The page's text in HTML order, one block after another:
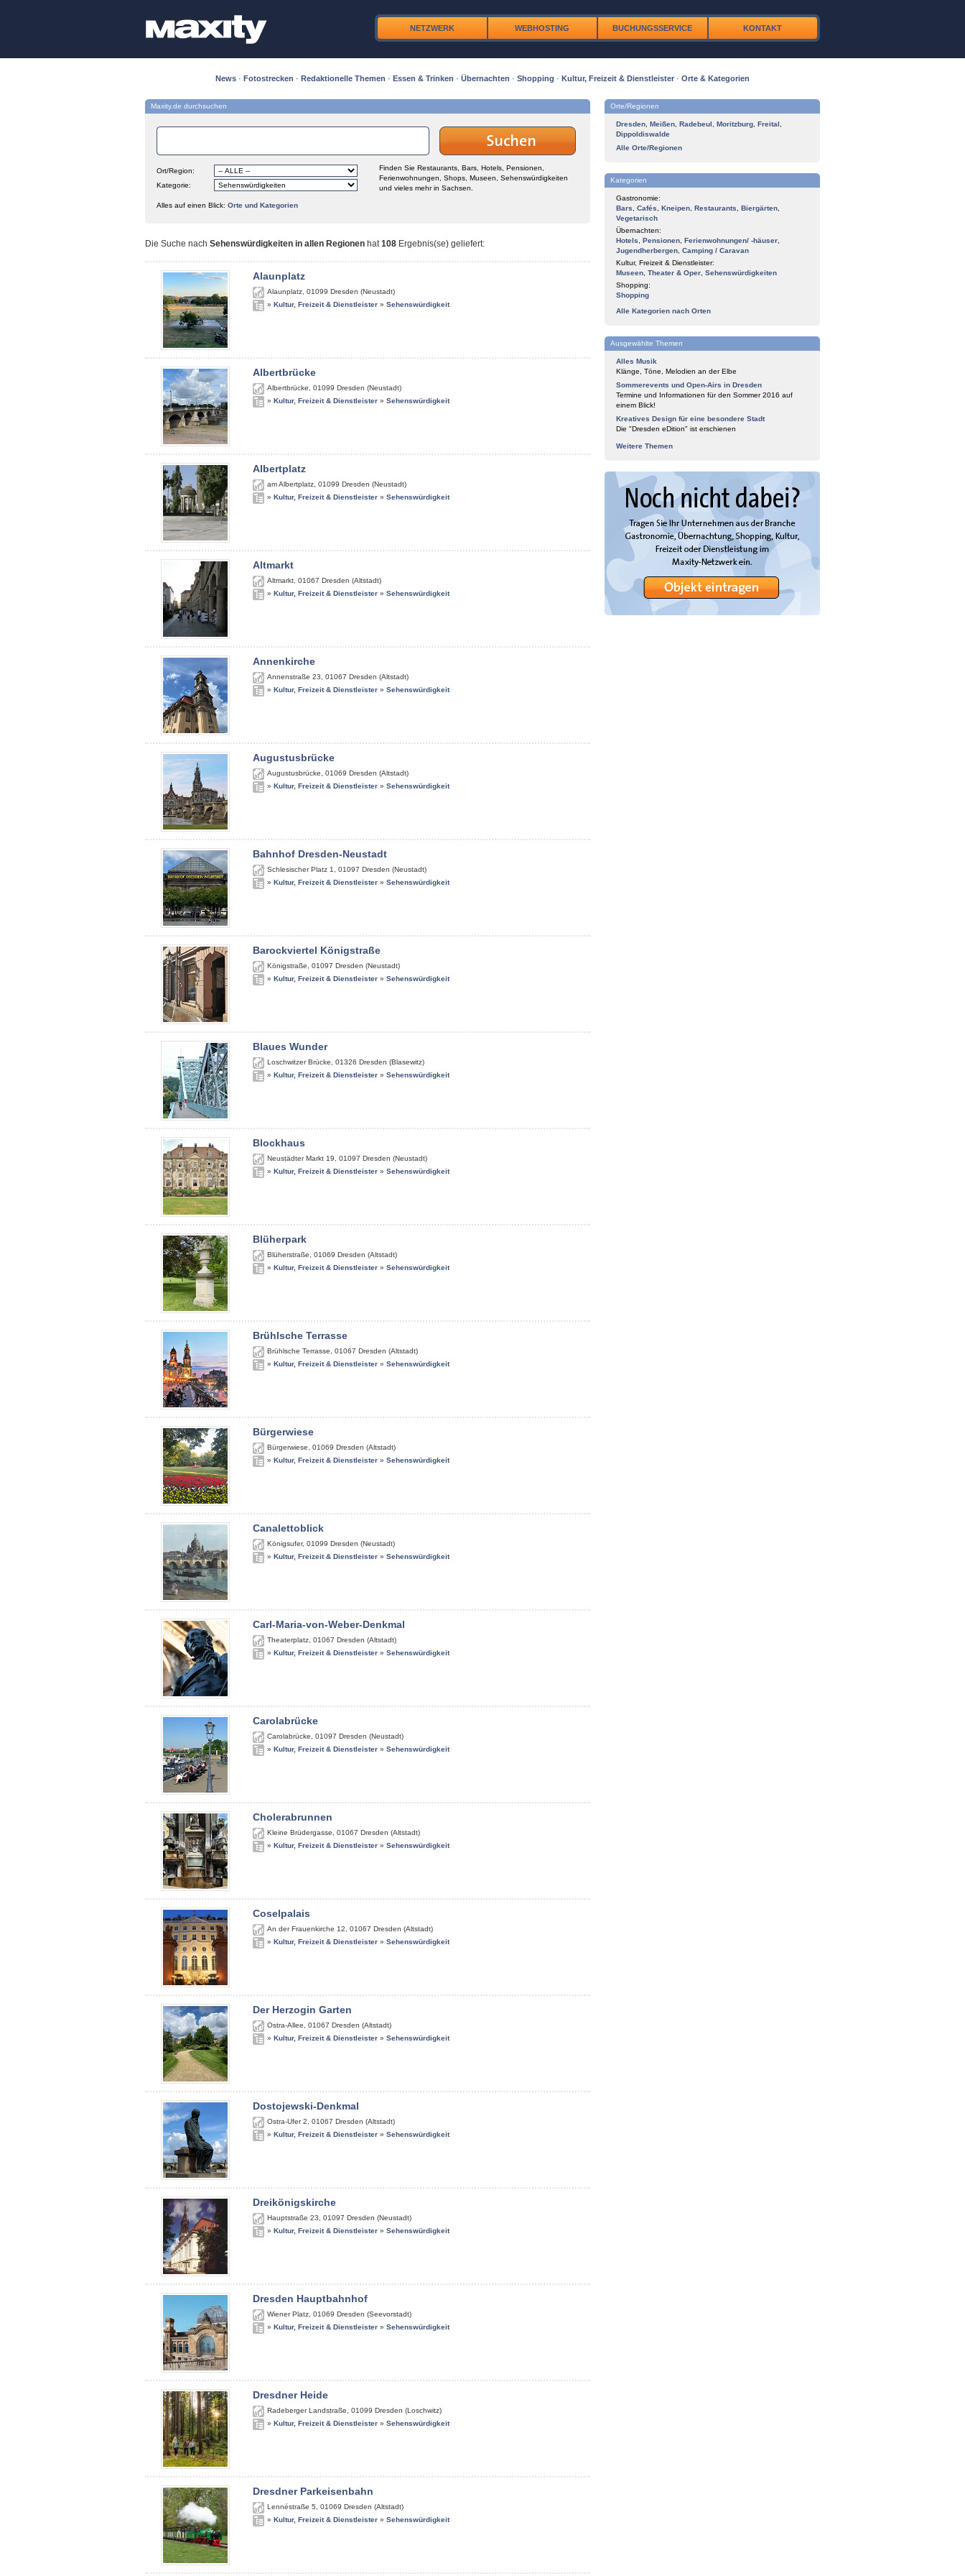
NETZWERK WEBHOSTING BUCHUNGSSERVICE KONTAKT
News · Fotostrecken · Redaktionelle Themen · Essen & Trinken · Übernachten · Shopping · Kultur, Freizeit & Dienstleister · Orte & Kategorien
Maxity.de durchsuchen
Ort/Region:
Kategorie:
Finden Sie Restaurants, Bars, Hotels, Pensionen,
Ferienwohnungen, Shops, Museen, Sehenswürdigkeiten
und vieles mehr in Sachsen.
Alles auf einen Blick: Orte und Kategorien
Die Suche nach Sehenswürdigkeiten in allen Regionen hat108 Ergebnis(se) geliefert:
Alaunplatz
Alaunplatz 01099 Dresden (Neustadt)
» Kultur, Freizeit & Dienstleister » Sehenswürdigkeit
Albertbrücke
Albertbrücke 01099 Dresden (Neustadt)
» Kultur, Freizeit & Dienstleister » Sehenswürdigkeit
Albertplatz
am Albertplatz 01099 Dresden (Neustadt)
» Kultur, Freizeit & Dienstleister » Sehenswürdigkeit
Altmarkt
Altmarkt 01067 Dresden (Altstadt)
» Kultur, Freizeit & Dienstleister » Sehenswürdigkeit
Annenkirche
Annenstraße 23 01067 Dresden (Altstadt)
» Kultur, Freizeit & Dienstleister » Sehenswürdigkeit
Augustusbrücke
Augustusbrücke 01069 Dresden (Altstadt)
» Kultur, Freizeit & Dienstleister » Sehenswürdigkeit
Bahnhof Dresden-Neustadt
Schlesischer Platz 1 01097 Dresden (Neustadt)
» Kultur, Freizeit & Dienstleister » Sehenswürdigkeit
Barockviertel Königstraße
Königstraße 01097 Dresden (Neustadt)
» Kultur, Freizeit & Dienstleister » Sehenswürdigkeit
Blaues Wunder
Loschwitzer Brücke 01326 Dresden (Blasewitz)
» Kultur, Freizeit & Dienstleister » Sehenswürdigkeit
Blockhaus
Neustädter Markt 19 01097 Dresden (Neustadt)
» Kultur, Freizeit & Dienstleister » Sehenswürdigkeit
Blüherpark
Blüherstraße 01069 Dresden (Altstadt)
» Kultur, Freizeit & Dienstleister » Sehenswürdigkeit
Brühlsche Terrasse
Brühlsche Terrasse 01067 Dresden (Altstadt)
» Kultur, Freizeit & Dienstleister » Sehenswürdigkeit
Bürgerwiese
Bürgerwiese 01069 Dresden (Altstadt)
» Kultur, Freizeit & Dienstleister » Sehenswürdigkeit
Canalettoblick
Königsufer, 01099 Dresden (Neustadt)
» Kultur, Freizeit & Dienstleister » Sehenswürdigkeit
Carl-Maria-von-Weber-Denkmal
Theaterplatz 01067 Dresden (Altstadt)
» Kultur, Freizeit & Dienstleister » Sehenswürdigkeit
Carolabrücke
Carolabrücke 01097 Dresden (Neustadt)
» Kultur, Freizeit & Dienstleister » Sehenswürdigkeit
Cholerabrunnen
Kleine Brüdergasse 01067 Dresden (Altstadt)
» Kultur, Freizeit & Dienstleister » Sehenswürdigkeit
Coselpalais
An der Frauenkirche 12 01067 Dresden (Altstadt)
» Kultur, Freizeit & Dienstleister » Sehenswürdigkeit
Der Herzogin Garten
Ostra-Allee 01067 Dresden (Altstadt)
» Kultur, Freizeit & Dienstleister » Sehenswürdigkeit
Dostojewski-Denkmal
Ostra-Ufer 2 01067 Dresden (Altstadt)
» Kultur, Freizeit & Dienstleister » Sehenswürdigkeit
Dreikönigskirche
Hauptstraße 23 01097 Dresden (Neustadt)
» Kultur, Freizeit & Dienstleister » Sehenswürdigkeit
Dresden Hauptbahnhof
Wiener Platz 01069 Dresden (Seevorstadt)
» Kultur, Freizeit & Dienstleister » Sehenswürdigkeit
Dresdner Heide
Radeberger Landstraße 01099 Dresden (Loschwitz)
» Kultur, Freizeit & Dienstleister » Sehenswürdigkeit
Dresdner Parkeisenbahn
Lennéstraße 5 01069 Dresden (Altstadt)
» Kultur, Freizeit & Dienstleister » Sehenswürdigkeit
Orte/Regionen
Dresden Meißen Radebeul Moritzburg Freital
Dippoldiswalde
Alle Orte/Regionen
Kategorien
Gastronomie:
Bars
Cafés Kneipen Restaurants Biergärten
Vegetarisch
Übernachten:
Hotels
Pensionen Ferienwohnungen/ -häuser
Jugendherbergen Camping / Caravan
Kultur, Freizeit & Dienstleister:
Museen Theater & Oper Sehenswürdigkeiten
Shopping:
Shopping
Alle Kategorien nach Orten
Ausgewählte Themen
Alles Musik
Klänge, Töne, Melodien an der Elbe
Sommerevents und Open-Airs in Dresden
Termine und Informationen für den Sommer 2016 auf
einem Blick!
Kreatives Design für eine besondere Stadt
Die "Dresden eDition" ist erschienen
Weitere Themen